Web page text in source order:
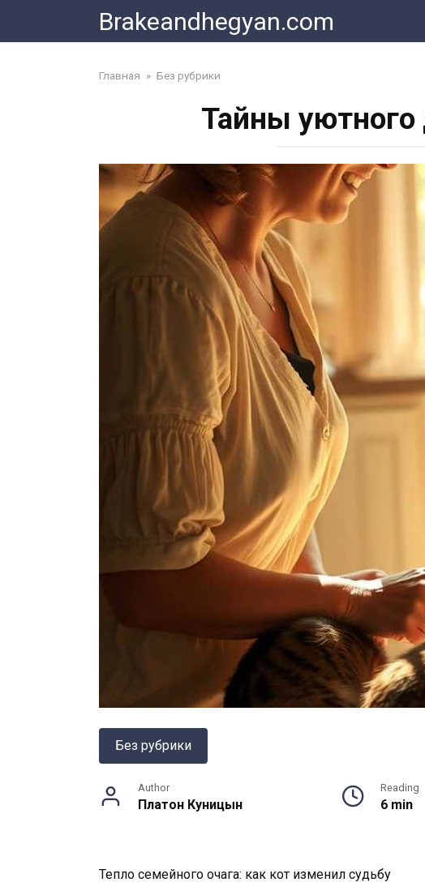
content
Brakeandhegyan.com
Главная » Без рубрики
Тайны уютного
Без рубрики
Author
Платон Куницын
Reading
6 min
Тепло семейного очага: как кот изменил судьбу